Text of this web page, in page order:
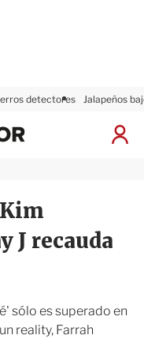
detectores Jalapeños
I
ó
x
i
o
r
J recauda
sólo es superado en
reality, Farrah